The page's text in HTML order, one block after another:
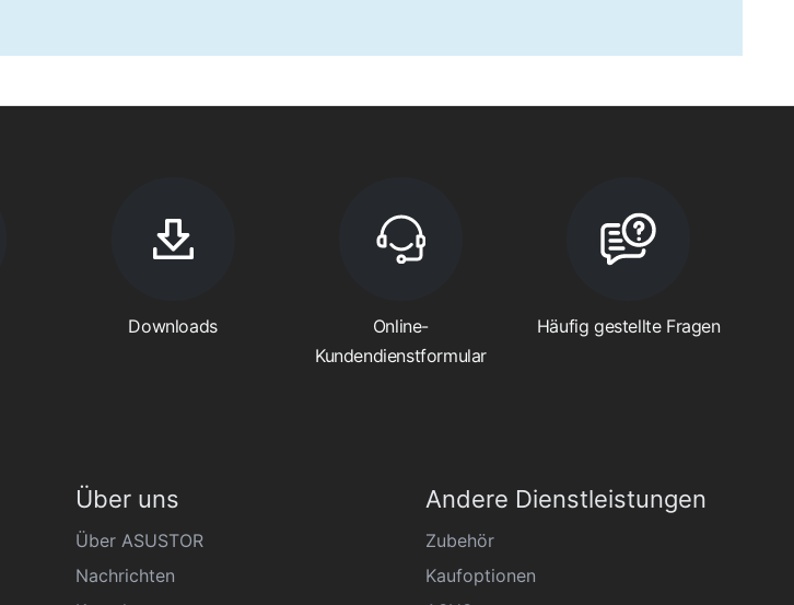
Downloads
Online-
Kundendienstformular
Häufig gestellte Fragen
Über uns
Über ASUSTOR
Nachrichten
Andere Dienstleistungen
Zubehör
Kaufoptionen